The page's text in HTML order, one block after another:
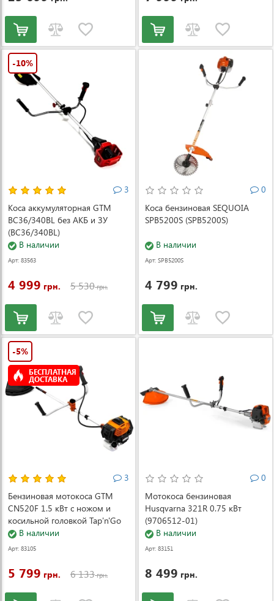
-10%
3
Коса аккумуляторная GTM
BC36/340BL без АКБ и ЗУ
(BC36/340BL)
В наличии
Арт: 83563
4 999 грн. 5 530грн.
0
Коса бензиновая SEQUOIA
SPB5200S (SPB5200S)
В наличии
Арт: SPB5200S
4 799 грн.
-5%
БЕСПЛАТНАЯ
ДОСТАВКА
3
Бензиновая мотокоса GTM
CN520F 1.5 кВт с ножом и
косильной головкой Tap'n'Go
В наличии
Арт: 83105
5 799 грн. 6 133грн.
0
Мотокоса бензиновая
Husqvarna 321R 0.75 кВт
(9706512-01)
В наличии
Арт: 83151
8 499 грн.